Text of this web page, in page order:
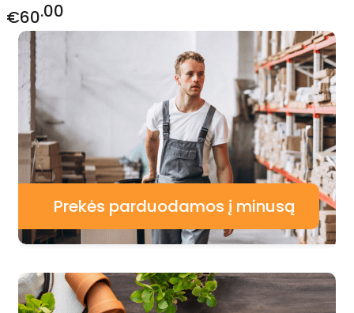
€60 00
Prekės parduodamos į minusą